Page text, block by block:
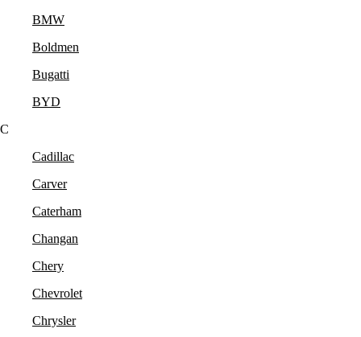
BMW
Boldmen
Bugatti
BYD
C
Cadillac
Carver
Caterham
Changan
Chery
Chevrolet
Chrysler